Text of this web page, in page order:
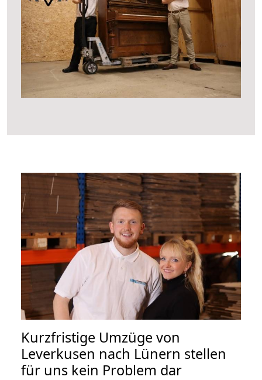
Kurzfristige Umzüge von
Leverkusen nach Lünern stellen
für uns kein Problem dar